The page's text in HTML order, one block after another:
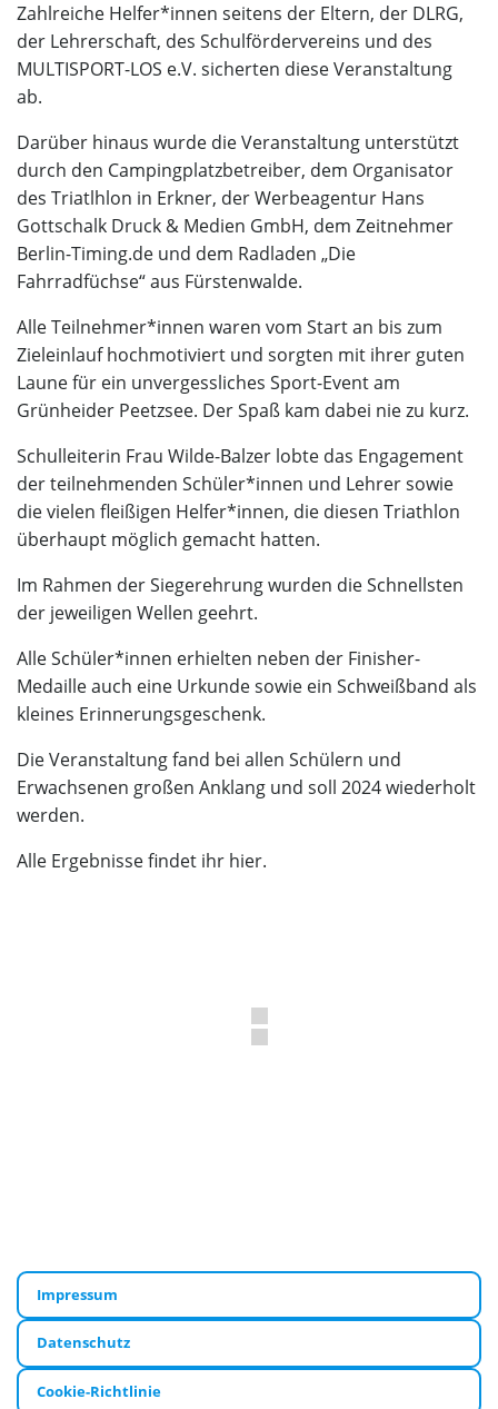
Zahlreiche Helfer*innen seitens der Eltern, der DLRG,
der Lehrerschaft, des Schulfördervereins und des
MULTISPORT-LOS e.V. sicherten diese Veranstaltung
ab.
Darüber hinaus wurde die Veranstaltung unterstützt
durch den Campingplatzbetreiber, dem Organisator
des Triatlhlon in Erkner, der Werbeagentur Hans
Gottschalk Druck & Medien GmbH, dem Zeitnehmer
Berlin-Timing.de und dem Radladen „Die
Fahrradfüchse“ aus Fürstenwalde.
Alle Teilnehmer*innen waren vom Start an bis zum
Zieleinlauf hochmotiviert und sorgten mit ihrer guten
Laune für ein unvergessliches Sport-Event am
Grünheider Peetzsee. Der Spaß kam dabei nie zu kurz.
Schulleiterin Frau Wilde-Balzer lobte das Engagement
der teilnehmenden Schüler*innen und Lehrer sowie
die vielen fleißigen Helfer*innen, die diesen Triathlon
überhaupt möglich gemacht hatten.
Im Rahmen der Siegerehrung wurden die Schnellsten
der jeweiligen Wellen geehrt.
Alle Schüler*innen erhielten neben der Finisher-
Medaille auch eine Urkunde sowie ein Schweißband als
kleines Erinnerungsgeschenk.
Die Veranstaltung fand bei allen Schülern und
Erwachsenen großen Anklang und soll 2024 wiederholt
werden.
Alle Ergebnisse findet ihr hier.
Impressum
Datenschutz
Cookie-Richtlinie